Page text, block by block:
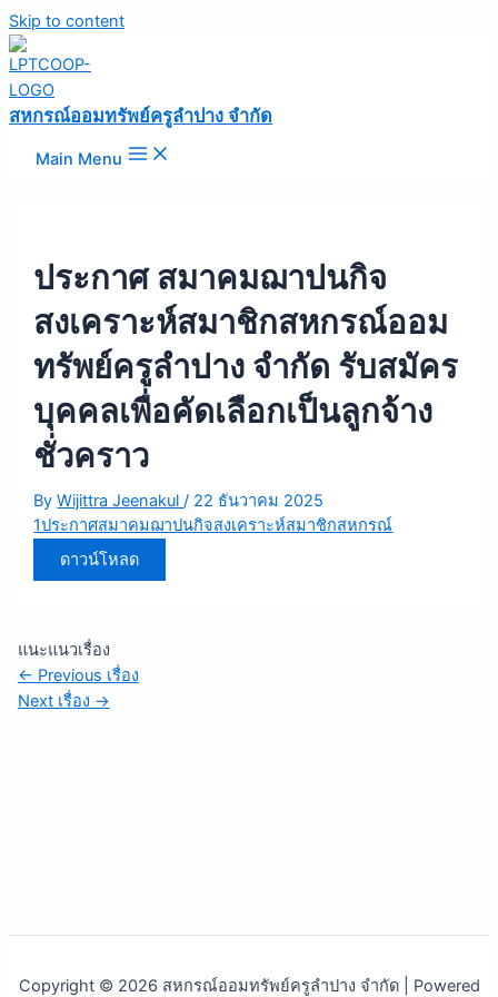
Skip to content
สหกรณ์ออมทรัพย์ครูลำปาง จำกัด
Main Menu
ประกาศ สมาคมฌาปนกิจ
สงเคราะห์สมาชิกสหกรณ์ออม
ทรัพย์ครูลำปาง จำกัด รับสมัคร
บุคคลเพื่อคัดเลือกเป็นลูกจ้าง
ชั่วคราว
ByWijittra Jeenakul/ 22 ธันวาคม 2025
1ประกาศสมาคมฌาปนกิจสงเคราะห์สมาชิกสหกรณ์
ดาวน์โหลด
แนะแนวเรื่อง
← Previous เรื่อง
Next เรื่อง →
Copyright © 2026 สหกรณ์ออมทรัพย์ครูลำปาง จำกัด | Powered